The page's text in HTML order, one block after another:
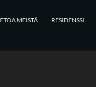
MEISTÄ RESIDENSSI